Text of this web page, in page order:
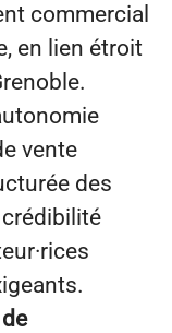
commercial
en lien étroit
vente
des